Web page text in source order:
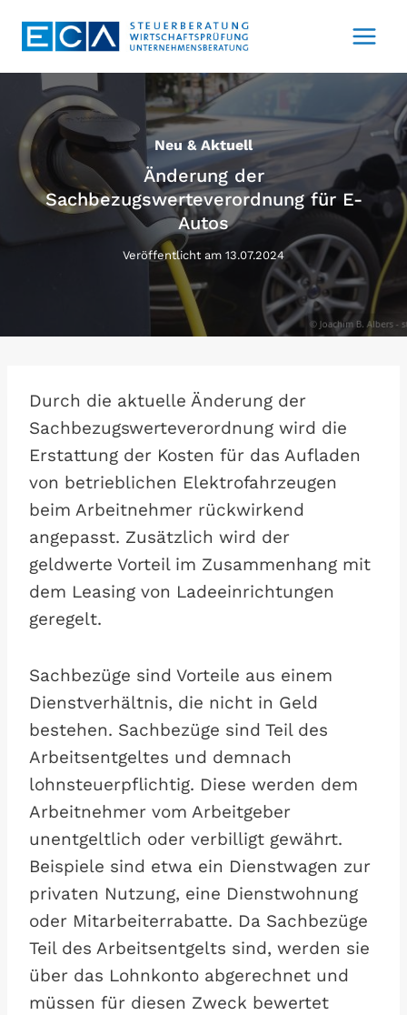
Inhalt
Neu & Aktuell
Änderung der
Sachbezugswerteverordnung für E-
Autos
Veröffentlicht am 13.07.2024
Durch die aktuelle Änderung der
Sachbezugswerteverordnung wird die
Erstattung der Kosten für das Aufladen
von betrieblichen Elektrofahrzeugen
beim Arbeitnehmer rückwirkend
angepasst. Zusätzlich wird der
geldwerte Vorteil im Zusammenhang mit
dem Leasing von Ladeeinrichtungen
geregelt.
Sachbezüge sind Vorteile aus einem
Dienstverhältnis, die nicht in Geld
bestehen. Sachbezüge sind Teil des
Arbeitsentgeltes und demnach
lohnsteuerpflichtig. Diese werden dem
Arbeitnehmer vom Arbeitgeber
unentgeltlich oder verbilligt gewährt.
Beispiele sind etwa ein Dienstwagen zur
privaten Nutzung, eine Dienstwohnung
oder Mitarbeiterrabatte. Da Sachbezüge
Teil des Arbeitsentgelts sind, werden sie
über das Lohnkonto abgerechnet und
müssen für diesen Zweck bewertet